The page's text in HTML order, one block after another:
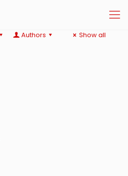
Authors Show all